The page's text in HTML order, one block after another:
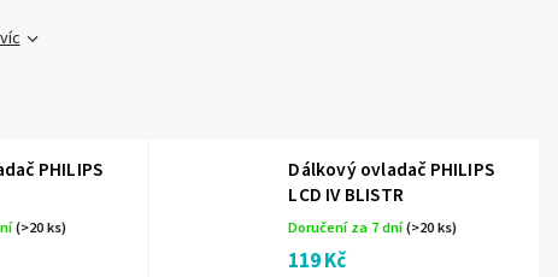
PHILIPS
(>20 ks)
Dálkový ovladač PHILIPS
LCD IV BLISTR
Doručení za 7 dní(>20 ks)
119 Kč